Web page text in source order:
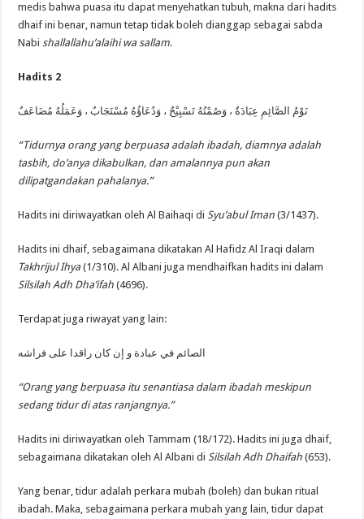
medis bahwa puasa itu dapat menyehatkan tubuh, makna dari hadits
dhaif ini benar, namun tetap tidak boleh dianggap sebagai sabda
Nabi shallallahu’alaihi wa sallam.
Hadits 2
نَوْمُ الصَّائِمِ عِبَادَةٌ ، وَصُمْتُهُ تَسْبِيْحٌ ، وَدُعَاؤُهُ مُسْتَجَابٌ ، وَعَمَلُهُ مُضَاعَفٌ
“Tidurnya orang yang berpuasa adalah ibadah, diamnya adalah
tasbih, do’anya dikabulkan, dan amalannya pun akan
dilipatgandakan pahalanya.”
Hadits ini diriwayatkan oleh Al Baihaqi di Syu’abul Iman (3/1437).
Hadits ini dhaif, sebagaimana dikatakan Al Hafidz Al Iraqi dalam
Takhrijul Ihya(1/310). Al Albani juga mendhaifkan hadits ini dalam
Silsilah Adh Dha’ifah (4696).
Terdapat juga riwayat yang lain:
الصائم في عبادة و إن كان راقدا على فراشه
“Orang yang berpuasa itu senantiasa dalam ibadah meskipun
sedang tidur di atas ranjangnya.”
Hadits ini diriwayatkan oleh Tammam (18/172). Hadits ini juga dhaif,
sebagaimana dikatakan oleh Al Albani di Silsilah Adh Dhaifah (653).
Yang benar, tidur adalah perkara mubah (boleh) dan bukan ritual
ibadah. Maka, sebagaimana perkara mubah yang lain, tidur dapat